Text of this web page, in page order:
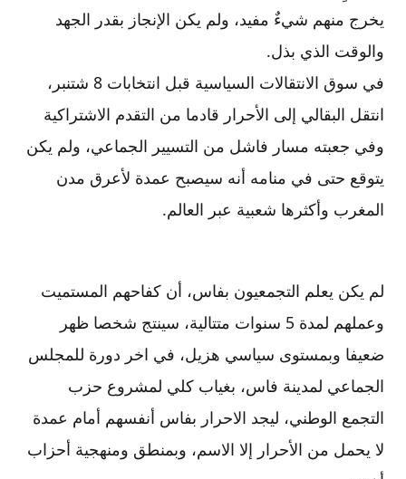
يخرج منهم شيءٌ مفيد، ولم يكن الإنجاز بقدر الجهد
والوقت الذي بذل.
في سوق الانتقالات السياسية قبل انتخابات 8 شتنبر،
انتقل البقالي إلى الأحرار قادما من التقدم الاشتراكية
وفي جعبته مسار فاشل من التسيير الجماعي، ولم يكن
يتوقع حتى في منامه أنه سيصبح عمدة لأعرق مدن
المغرب وأكثرها شعبية عبر العالم.
لم يكن يعلم التجمعيون بفاس، أن كفاحهم المستميت
وعملهم لمدة 5 سنوات متتالية، سينتج شخصا ظهر
ضعيفا وبمستوى سياسي هزيل، في اخر دورة للمجلس
الجماعي لمدينة فاس، بغياب كلي لمشروع حزب
التجمع الوطني، ليجد الاحرار بفاس أنفسهم أمام عمدة
لا يحمل من الأحرار إلا الاسم، وبمنطق ومنهجية أحزاب